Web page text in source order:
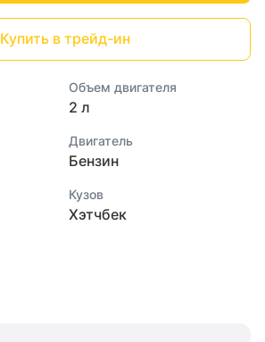
Купить в трейд-ин
Объем двигателя
2 л
Двигатель
Бензин
Кузов
Хэтчбек